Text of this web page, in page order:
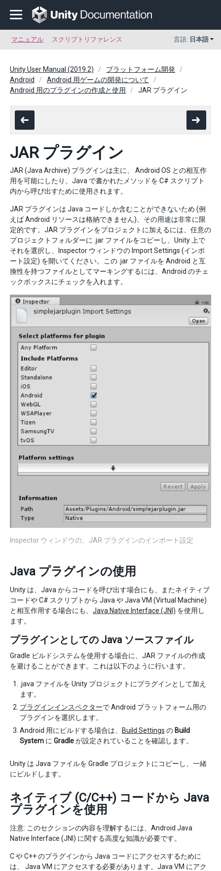
マニュアル スクリプトリファレンス 言語: 日本語
Unity User Manual (2019.2)
プラットフォーム開発
Android
Android 用ゲームの開発について
Android 用のプラグインの作成と使用
JAR プラグイン
JAR プラグイン
JAR (Java Archive) プラグインは主に、 Android OS との相互作
用を可能にしたり、Java で書かれたメソッドを C# スクリプト
内から呼び出すために使用されます。
JAR プラグインは Java コードしか含むことができないため (例
えば Android リソースは格納できません)、その用途は非常に限
定的です。JAR プラグインをプロジェクトに加えるには、任意の
プロジェクトフォルダーに .jar ファイルをコピーし、Unity 上で
それを選択し、Inspector ウィンドウの Import Settings (インポ
ート設定) を開いてください。この .jar ファイルを Android と互
換性を持つファイルとしてマーキングするには、Android のチェ
ックボックスにチェックを入れます。
Inspector ウィンドウの、JAR プラグインのインポート設定
Java プラグインの使用
Unity は、Java からコードを呼び出す場合にも、またネイティブ
コードや C# スクリプトから Java や Java VM (Virtual Machine)
と相互作用する場合にも、 Java Native Interface (JNI) を使用し
ます。
プラグインとしての Java ソースファイル
Gradle ビルドシステムを使用する場合に、JAR ファイルの作成
を避けることができます。これは以下のように行います。
.java ファイルを Unity プロジェクトにプラグインとして加え
ます。
プラグインインスペクターで Android プラットフォーム用の
プラグインを選択します。
Android 用にビルドする場合は、
Build Settings の Build
System に Gradleが設定されていることを確認します。
Unity は Java ファイルを Gradle プロジェクトにコピーし、一緒
にビルドします。
ネイティブ (C/C++) コードから Java
プラグインを使用
注意: このセクションの内容を理解するには、Android Java
Native Interface (JNI) に関する高度な知識が必要です。
C や C++ のプラグインから Java コードにアクセスするために
は、 Java VM にアクセスする必要があります。Java VM にアク